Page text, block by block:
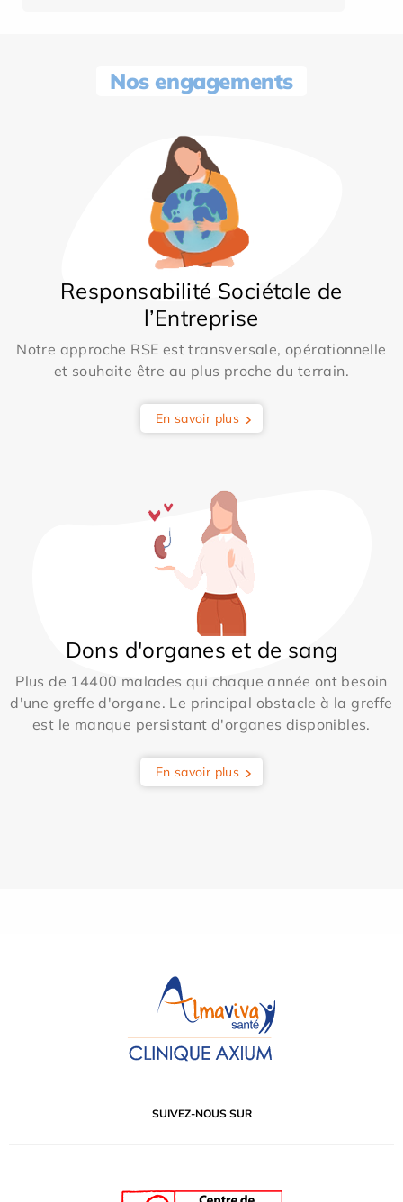
Nos engagements
Responsabilité Sociétale de
l’Entreprise
Notre approche RSE est transversale, opérationnelle
et souhaite être au plus proche du terrain.
En savoir plus
Dons d'organes et de sang
Plus de 14400 malades qui chaque année ont besoin
d'une greffe d'organe. Le principal obstacle à la greffe
est le manque persistant d'organes disponibles.
En savoir plus
SUIVEZ-NOUS SUR